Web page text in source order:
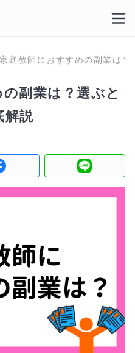
家庭教師におすすめの副業は
副業は？選ぶと
解説